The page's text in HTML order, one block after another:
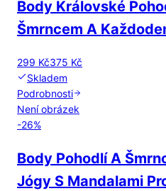
Body Královské
Šmrncem A
299 Kč375 Kč
Skladem
Podrobnosti
Není obrázek
-26%
Body Pohodlí A
Jógy S Mandalami